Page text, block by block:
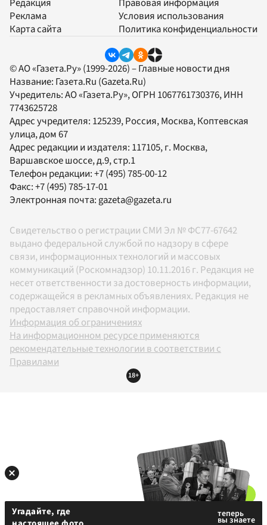
Редакция
Реклама
Карта сайта
Правовая информация
Условия использования
Политика конфиденциальности
© АО «Газета.Ру» (1999-2026) – Главные новости дня
Название: Газета.Ru (Gazeta.Ru)
Учредитель:АО «Газета.Ру», ОГРН 1067761730376, ИНН
7743625728
Адрес учредителя: 125239, Россия, Москва, Коптевская
улица, дом 67
Адрес редакции и издателя: 117105, г. Москва,
Варшавское шоссе, д.9, стр.1
Телефон редакции:+7 (495) 785-00-12
Факс:+7 (495) 785-17-01
Электронная почта:gazeta@gazeta.ru
Свидетельство о регистрации СМИ Эл № ФС77-67642
выдано федеральной службой по надзору в сфере
связи, информационных технологий и массовых
коммуникаций (Роскомнадзор) 10.11.2016 г. Редакция не
несет ответственности за достоверность информации,
содержащейся в рекламных объявлениях. Редакция не
предоставляет справочной информации.
Информация об ограничениях
На информационном ресурсе применяются
рекомендательные технологии в соответствии с
Правилами
18+
Угадайте, где